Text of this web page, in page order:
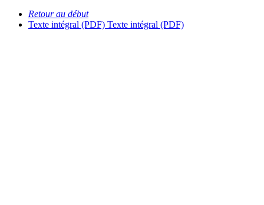
Retour au début
Texte intégral (PDF) Texte intégral (PDF)